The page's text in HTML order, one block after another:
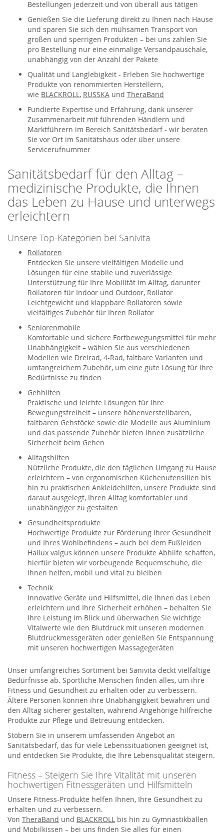
Bestellungen jederzeit und von überall aus tätigen
Genießen Sie die Lieferung direkt zu Ihnen nach Hause
und sparen Sie sich den mühsamen Transport von
großen und sperrigen Produkten – bei uns zahlen Sie
pro Bestellung nur eine einmalige Versandpauschale,
unabhängig von der Anzahl der Pakete
Qualität und Langlebigkeit - Erleben Sie hochwertige
Produkte von renommierten Herstellern,
wie BLACKROLL, RUSSKA und TheraBand
Fundierte Expertise und Erfahrung, dank unserer
Zusammenarbeit mit führenden Händlern und
Marktführern im Bereich Sanitätsbedarf - wir beraten
Sie vor Ort im Sanitätshaus oder über unsere
Servicerufnummer
Sanitätsbedarf für den Alltag –
medizinische Produkte, die Ihnen
das Leben zu Hause und unterwegs
erleichtern
Unsere Top-Kategorien bei Sanivita
Rollatoren
Entdecken Sie unsere vielfältigen Modelle und
Lösungen für eine stabile und zuverlässige
Unterstützung für Ihre Mobilität im Alltag, darunter
Rollatoren für Indoor und Outdoor, Rollator
Leichtgewicht und klappbare Rollatoren sowie
vielfältiges Zubehör für Ihren Rollator
Seniorenmobile
Komfortable und sichere Fortbewegungsmittel für mehr
Unabhängigkeit – wählen Sie aus verschiedenen
Modellen wie Dreirad, 4-Rad, faltbare Varianten und
umfangreichem Zubehör, um eine gute Lösung für Ihre
Bedürfnisse zu finden
Gehhilfen
Praktische und leichte Lösungen für Ihre
Bewegungsfreiheit – unsere höhenverstellbaren,
faltbaren Gehstöcke sowie die Modelle aus Aluminium
und das passende Zubehör bieten Ihnen zusätzliche
Sicherheit beim Gehen
Alltagshilfen
Nützliche Produkte, die den täglichen Umgang zu Hause
erleichtern – von ergonomischen Küchenutensilien bis
hin zu praktischen Ankleidehilfen, unsere Produkte sind
darauf ausgelegt, Ihren Alltag komfortabler und
unabhängiger zu gestalten
Gesundheitsprodukte
Hochwertige Produkte zur Förderung Ihrer Gesundheit
und Ihres Wohlbefindens – auch bei dem Fußleiden
Hallux valgus können unsere Produkte Abhilfe schaffen,
hierfür bieten wir vorbeugende Bequemschuhe, die
Ihnen helfen, mobil und vital zu bleiben
Technik
Innovative Geräte und Hilfsmittel, die Ihnen das Leben
erleichtern und Ihre Sicherheit erhöhen – behalten Sie
Ihre Leistung im Blick und überwachen Sie wichtige
Vitalwerte wie den Blutdruck mit unseren modernen
Blutdruckmessgeräten oder genießen Sie Entspannung
mit unseren hochwertigen Massagegeräten
Unser umfangreiches Sortiment bei Sanivita deckt vielfältige
Bedürfnisse ab. Sportliche Menschen finden alles, um ihre
Fitness und Gesundheit zu erhalten oder zu verbessern.
Ältere Personen können ihre Unabhängigkeit bewahren und
den Alltag sicherer gestalten, während Angehörige hilfreiche
Produkte zur Pflege und Betreuung entdecken.
Stöbern Sie in unserem umfassenden Angebot an
Sanitätsbedarf, das für viele Lebenssituationen geeignet ist,
und entdecken Sie Produkte, die Ihre Lebensqualität steigern.
Fitness – Steigern Sie Ihre Vitalität mit unseren
hochwertigen Fitnessgeräten und Hilfsmitteln
Unsere Fitness-Produkte helfen Ihnen, Ihre Gesundheit zu
erhalten und zu verbessern.
Von TheraBand und BLACKROLL bis hin zu Gymnastikbällen
und Mobilkissen – bei uns finden Sie alles für einen